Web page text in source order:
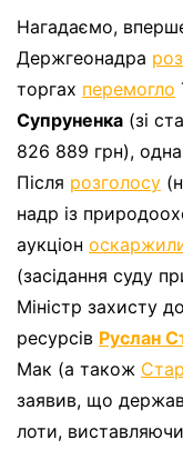
Нагадаємо,
Держгеонадра
торгах перемогло
Супруненка (зі
826 889 грн),
Після розголосу
надр із
аукціон
(засідання суду
Міністр захисту
ресурсів Руслан
Мак (а також
заявив, що
лоти,